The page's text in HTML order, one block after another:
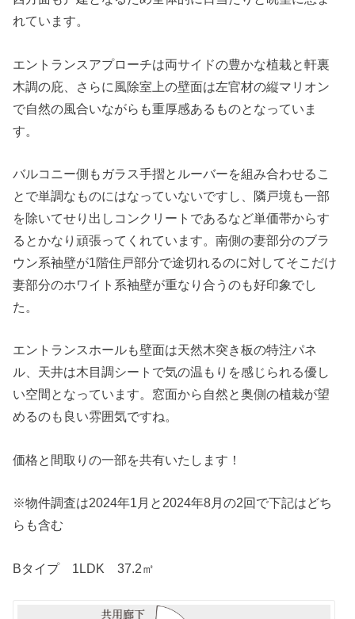
れています。
エントランスアプローチは両サイドの豊かな植栽と軒裏
木調の庇、さらに風除室上の壁面は左官材の縦マリオン
で自然の風合いながらも重厚感あるものとなっていま
す。
バルコニー側もガラス手摺とルーバーを組み合わせるこ
とで単調なものにはなっていないですし、隣戸境も一部
を除いてせり出しコンクリートであるなど単価帯からす
るとかなり頑張ってくれています。南側の妻部分のブラ
ウン系袖壁が1階住戸部分で途切れるのに対してそこだけ
妻部分のホワイト系袖壁が重なり合うのも好印象でし
た。
エントランスホールも壁面は天然木突き板の特注パネ
ル、天井は木目調シートで気の温もりを感じられる優し
い空間となっています。窓面から自然と奥側の植栽が望
めるのも良い雰囲気ですね。
価格と間取りの一部を共有いたします！
※物件調査は2024年1月と2024年8月の2回で下記はどち
らも含む
Bタイプ 1LDK 37.2㎡